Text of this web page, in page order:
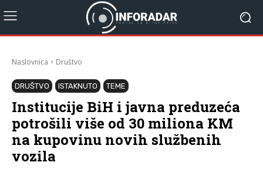
Naslovnica Društvo
DRUŠTVO ISTAKNUTO TEME
Institucije BiH i javna preduzeća
potrošili više od 30 miliona KM
na kupovinu novih službenih
vozila